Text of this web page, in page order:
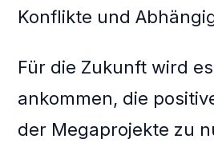
Konflikte und
Für die Zukunft wird
ankommen, die
der Megaprojekte zu